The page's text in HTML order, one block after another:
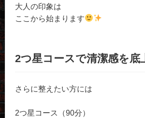
大人の印象は
ここから始まります
2つ星コースで清潔感を底
さらに整えたい方には
2つ星コース（90分）